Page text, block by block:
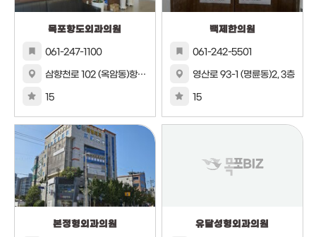
목포항도외과의원
061-247-1100
삼향천로 102 (옥암동)항도외과
15
백제한의원
061-242-5501
영산로 93-1 (명륜동)2, 3층
15
본정형외과의원 유달성형외과의원